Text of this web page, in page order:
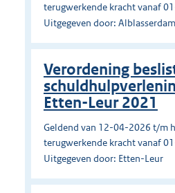
terugwerkende kracht vanaf
Uitgegeven door: Alblasserdam
Verordening
Etten-Leur 2021
Geldend van 12-04-2026 t/m
terugwerkende kracht vanaf
Uitgegeven door: Etten-Leur